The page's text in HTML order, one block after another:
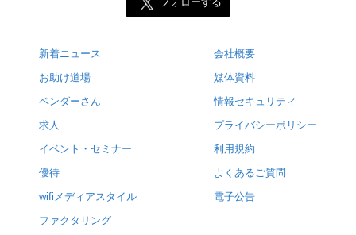
新着ニュース
お助け道場
ベンダーさん
求人
イベント・セミナー
優待
wifiメディアスタイル
ファクタリング
会社概要
媒体資料
情報セキュリティ
プライバシーポリシー
利用規約
よくあるご質問
電子公告